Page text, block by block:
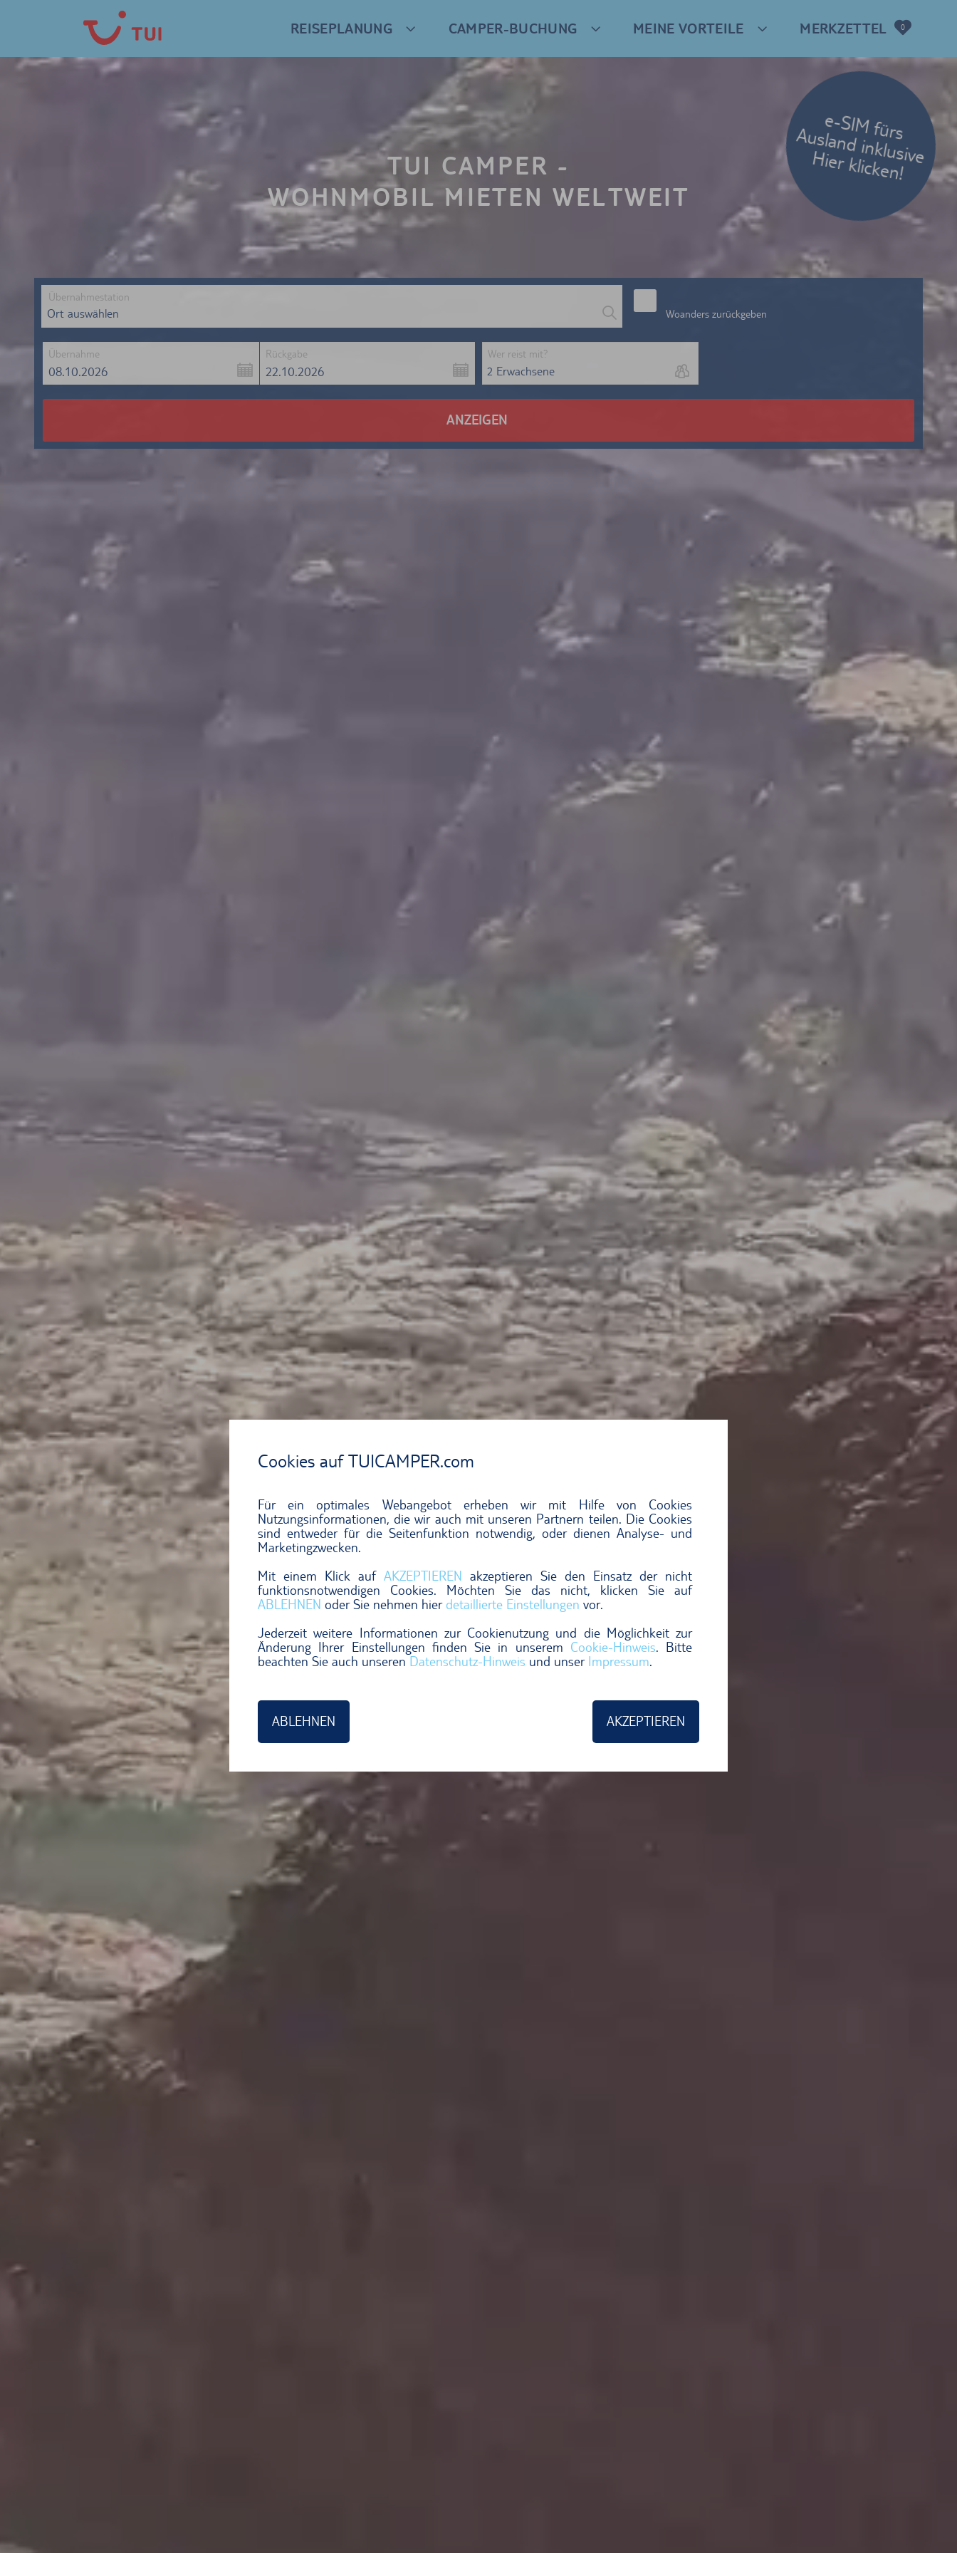
Cookies auf TUICAMPER.com
Für ein optimales Webangebot erheben wir mit Hilfe von Cookies
Nutzungsinformationen, die wir auch mit unseren Partnern teilen. Die Cookies
sind entweder für die Seitenfunktion notwendig, oder dienen Analyse- und
Marketingzwecken.
Mit einem Klick auf AKZEPTIEREN akzeptieren Sie den Einsatz der nicht
funktionsnotwendigen Cookies. Möchten Sie das nicht, klicken Sie auf
ABLEHNEN oder Sie nehmen hier detaillierte Einstellungen vor.
Jederzeit weitere Informationen zur Cookienutzung und die Möglichkeit zur
Änderung Ihrer Einstellungen finden Sie in unserem Cookie-Hinweis. Bitte
beachten Sie auch unseren Datenschutz-Hinweis und unser Impressum.
ABLEHNEN AKZEPTIEREN
0
MERKZETTEL
REISEPLANUNG CAMPER-BUCHUNG MEINE VORTEILE
TUI CAMPER -
WOHNMOBIL MIETEN WELTWEIT
e-SIM fürs
Ausland inklusive
Hier klicken!
Übernahmestation
Woanders zurückgeben
Übernahme
08.10.2026
Rückgabe
22.10.2026
Wer reist mit?
2 Erwachsene
ANZEIGEN